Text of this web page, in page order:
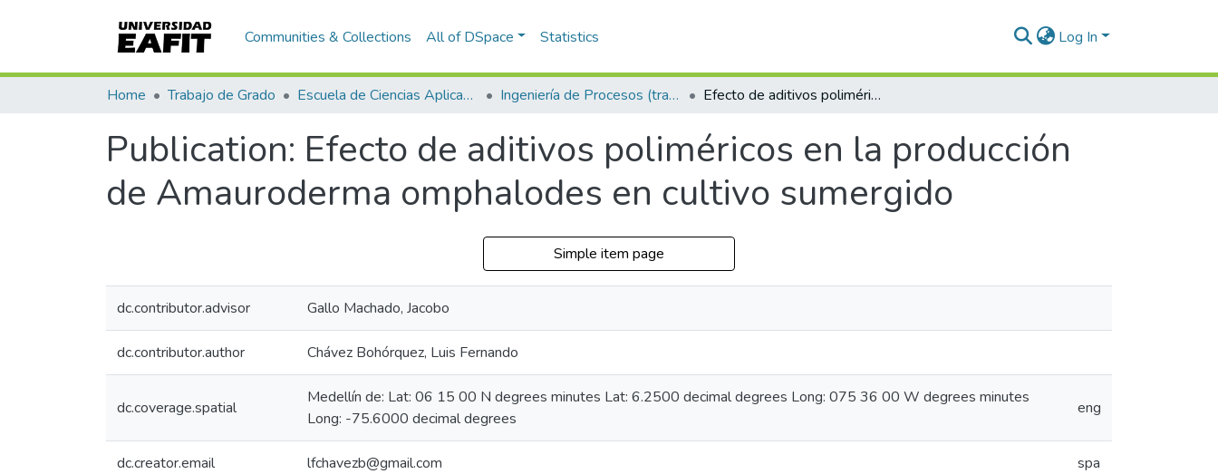
Communities & Collections All of DSpace Statistics Log In
Home Trabajo de Grado Escuela de Ciencias Aplicadas e Ingeniería Ingeniería de Procesos (trabajo de grado) Efecto de aditivos poliméricos en la producción de Amauroderma omphalodes en cultivo sumergido
Publication: Efecto de aditivos poliméricos en la producción
de Amauroderma omphalodes en cultivo sumergido
Simple item page
dc.contributor.advisor Gallo Machado, Jacobo
dc.contributor.author Chávez Bohórquez, Luis Fernando
dc.coverage.spatial
Medellín de: Lat: 06 15 00 N degrees minutes Lat: 6.2500 decimal degrees Long: 075 36 00 W degrees minutes
Long: -75.6000 decimal degrees
eng
dc.creator.email lfchavezb@gmail.com spa